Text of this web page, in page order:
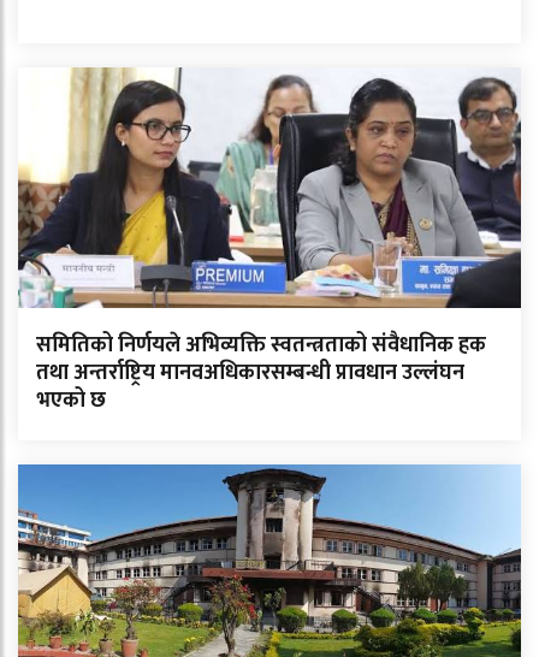
समितिको निर्णयले अभिव्यक्ति स्वतन्त्रताको संवैधानिक हक
तथा अन्तर्राष्ट्रिय मानवअधिकारसम्बन्धी प्रावधान उल्लंघन
भएको छ